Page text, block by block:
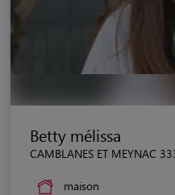
Betty mélissa
CAMBLANES ET MEYNAC
maison